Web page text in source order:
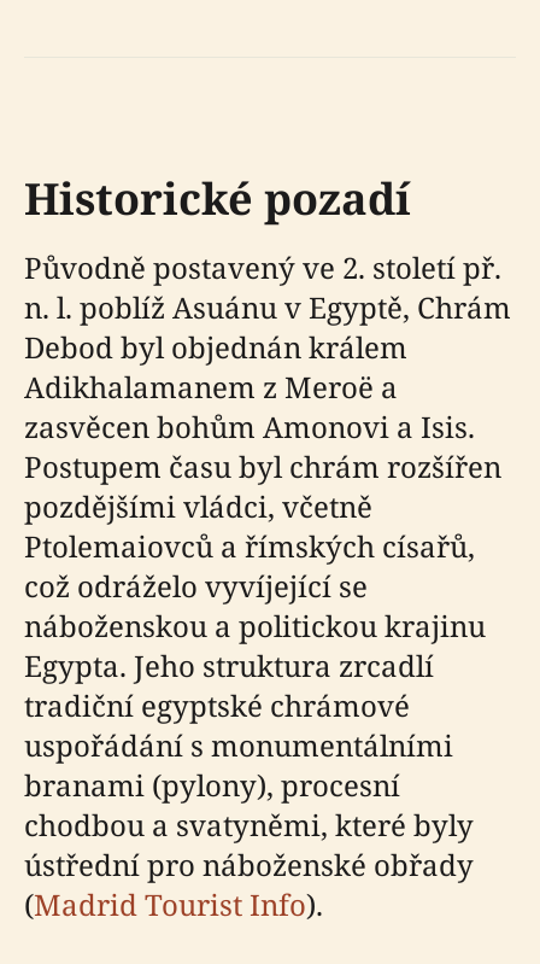
Historické pozadí
Původně postavený ve 2. století př.
n. l. poblíž Asuánu v Egyptě, Chrám
Debod byl objednán králem
Adikhalamanem z Meroë a
zasvěcen bohům Amonovi a Isis.
Postupem času byl chrám rozšířen
pozdějšími vládci, včetně
Ptolemaiovců a římských císařů,
což odráželo vyvíjející se
náboženskou a politickou krajinu
Egypta. Jeho struktura zrcadlí
tradiční egyptské chrámové
uspořádání s monumentálními
branami (pylony), procesní
chodbou a svatyněmi, které byly
ústřední pro náboženské obřady
(Madrid Tourist Info).